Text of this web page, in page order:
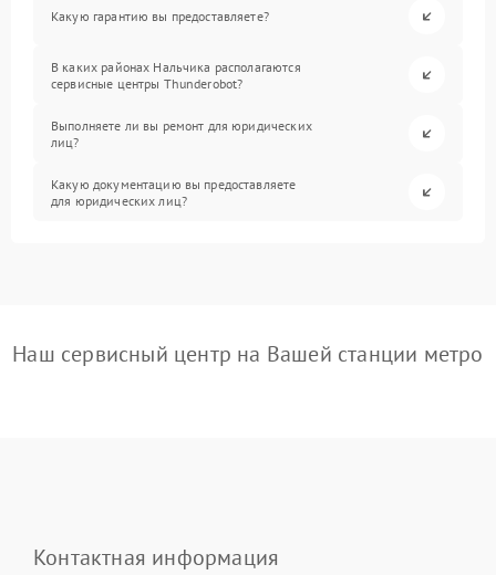
Какую гарантию вы предоставляете?
В каких районах Нальчика располагаются
сервисные центры Thunderobot?
Выполняете ли вы ремонт для юридических
лиц?
Какую документацию вы предоставляете
для юридических лиц?
Наш сервисный центр на Вашей станции метро
Контактная информация